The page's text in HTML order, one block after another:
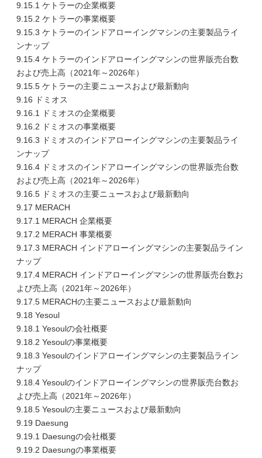
9.15.1 ケトラーの企業概要
9.15.2 ケトラーの事業概要
9.15.3 ケトラーのインドアローイングマシンの主要製品ライ
ンナップ
9.15.4 ケトラーのインドアローイングマシンの世界販売台数
および売上高（2021年～2026年）
9.15.5 ケトラーの主要ニュースおよび最新動向
9.16 ドミオス
9.16.1 ドミオスの企業概要
9.16.2 ドミオスの事業概要
9.16.3 ドミオスのインドアローイングマシンの主要製品ライ
ンナップ
9.16.4 ドミオスのインドアローイングマシンの世界販売台数
および売上高（2021年～2026年）
9.16.5 ドミオスの主要ニュースおよび最新動向
9.17 MERACH
9.17.1 MERACH 企業概要
9.17.2 MERACH 事業概要
9.17.3 MERACH インドアローイングマシンの主要製品ライン
ナップ
9.17.4 MERACH インドアローイングマシンの世界販売台数お
よび売上高（2021年～2026年）
9.17.5 MERACHの主要ニュースおよび最新動向
9.18 Yesoul
9.18.1 Yesoulの会社概要
9.18.2 Yesoulの事業概要
9.18.3 Yesoulのインドアローイングマシンの主要製品ライン
ナップ
9.18.4 Yesoulのインドアローイングマシンの世界販売台数お
よび売上高（2021年～2026年）
9.18.5 Yesoulの主要ニュースおよび最新動向
9.19 Daesung
9.19.1 Daesungの会社概要
9.19.2 Daesungの事業概要